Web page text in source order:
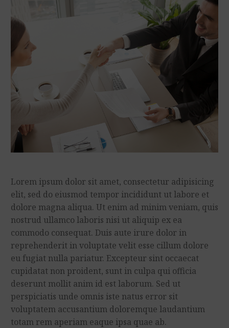
Lorem ipsum dolor sit amet, consectetur adipisicing
elit, sed do eiusmod tempor incididunt ut labore et
dolore magna aliqua. Ut enim ad minim veniam, quis
nostrud ullamco laboris nisi ut aliquip ex ea
commodo consequat. Duis aute irure dolor in
reprehenderit in voluptate velit esse cillum dolore
eu fugiat nulla pariatur. Excepteur sint occaecat
cupidatat non proident, sunt in culpa qui officia
deserunt mollit anim id est laborum. Sed ut
perspiciatis unde omnis iste natus error sit
voluptatem accusantium doloremque laudantium
totam rem aperiam eaque ipsa quae ab.